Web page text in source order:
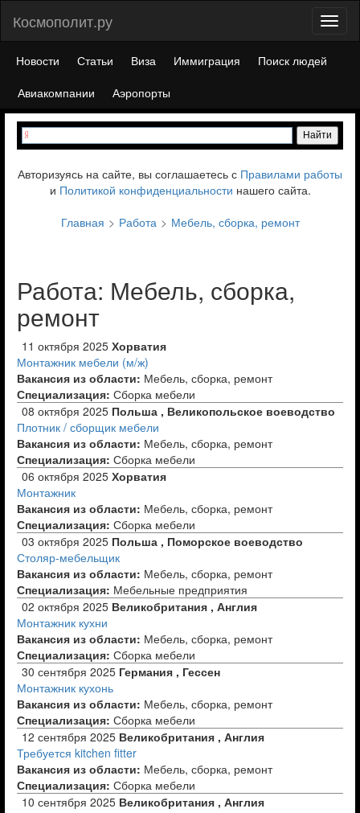
Космополит.ру
Новости Статьи Виза Иммиграция
Поиск людей
Авиакомпании
Аэропорты
Авторизуясь на сайте, вы соглашаетесь с Правилами работы
и Политикой конфиденциальности нашего сайта.
Главная
Работа Мебель, сборка, ремонт
Работа: Мебель, сборка,
ремонт
11 октября 2025 Хорватия
Монтажник мебели (м/ж)
Вакансия из области: Мебель, сборка, ремонт
Специализация: Сборка мебели
08 октября 2025 Польша , Великопольское воеводство
Плотник / сборщик мебели
Вакансия из области: Мебель, сборка, ремонт
Специализация: Сборка мебели
06 октября 2025 Хорватия
Монтажник
Вакансия из области: Мебель, сборка, ремонт
Специализация: Сборка мебели
03 октября 2025 Польша , Поморское воеводство
Столяр-мебельщик
Вакансия из области: Мебель, сборка, ремонт
Специализация: Мебельные предприятия
02 октября 2025 Великобритания , Англия
Монтажник кухни
Вакансия из области: Мебель, сборка, ремонт
Специализация: Сборка мебели
30 сентября 2025 Германия , Гессен
Монтажник кухонь
Вакансия из области: Мебель, сборка, ремонт
Специализация: Сборка мебели
12 сентября 2025 Великобритания , Англия
Требуется kitchen fitter
Вакансия из области: Мебель, сборка, ремонт
Специализация: Сборка мебели
10 сентября 2025 Великобритания , Англия